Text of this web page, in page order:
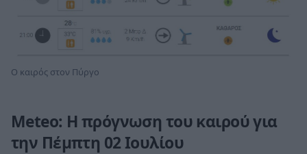
Ο καιρός στον Πύργο
Meteo: Η πρόγνωση του καιρού για
την Πέμπτη 02 Ιουλίου